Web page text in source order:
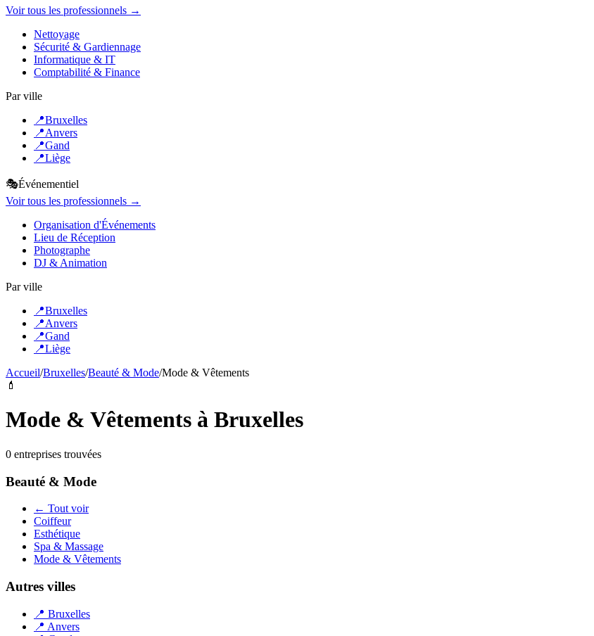
Voir tous les professionnels →
Nettoyage
Sécurité & Gardiennage
Informatique & IT
Comptabilité & Finance
Par ville
📍Bruxelles
📍Anvers
📍Gand
📍Liège
🎭Événementiel
Voir tous les professionnels →
Organisation d'Événements
Lieu de Réception
Photographe
DJ & Animation
Par ville
📍Bruxelles
📍Anvers
📍Gand
📍Liège
Accueil/Bruxelles/Beauté & Mode/Mode & Vêtements
💄
Mode & Vêtements à Bruxelles
0 entreprises trouvées
Beauté & Mode
← Tout voir
Coiffeur
Esthétique
Spa & Massage
Mode & Vêtements
Autres villes
📍 Bruxelles
📍 Anvers